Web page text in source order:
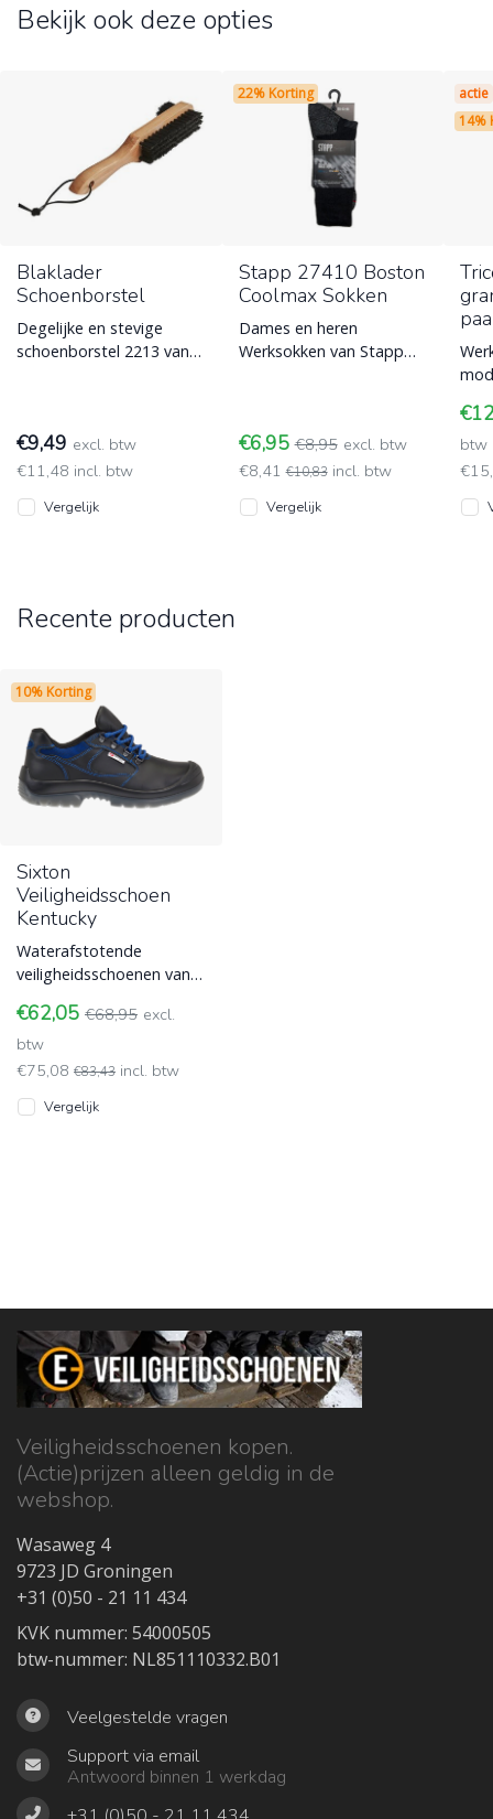
Bekijk ook deze opties
Blaklader
Schoenborstel
Degelijke en stevige
schoenborstel 2213 van
€9,49 excl. btw
€11,48 incl. btw
Vergelijk
22% Korting
Stapp 27410 Boston
Coolmax Sokken
Dames en heren
Werksokken van Stapp
€6,95€8,95 excl. btw
€8,41€10,83incl. btw
Vergelijk
actie
14%
en
btw
Recente producten
10% Korting
Sixton
Veiligheidsschoen
Kentucky
Waterafstotende
veiligheidsschoenen van
52022-14 uitgevoerd met
een stalen vei
€62,05 €68,95 excl.
btw
€75,08 €83,43 incl. btw
Vergelijk
Veiligheidsschoenen kopen.
(Actie)prijzen alleen geldig in de
webshop.
Wasaweg 4
9723 JD Groningen
+31 (0)50 - 21 11 434
KVK nummer: 54000505
btw-nummer: NL851110332.B01
Veelgestelde vragen
Support via email
Antwoord binnen 1 werkdag